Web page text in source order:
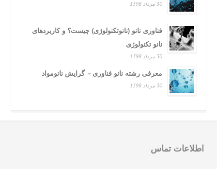
30 مرداد 1398
فناوری نانو (نانوتکنولوژی) چیست؟ و کاربردهای
نانو تکنولوژی
معرفی رشته نانو فناوری – گرایش نانومواد
30 مرداد 1398
تماس